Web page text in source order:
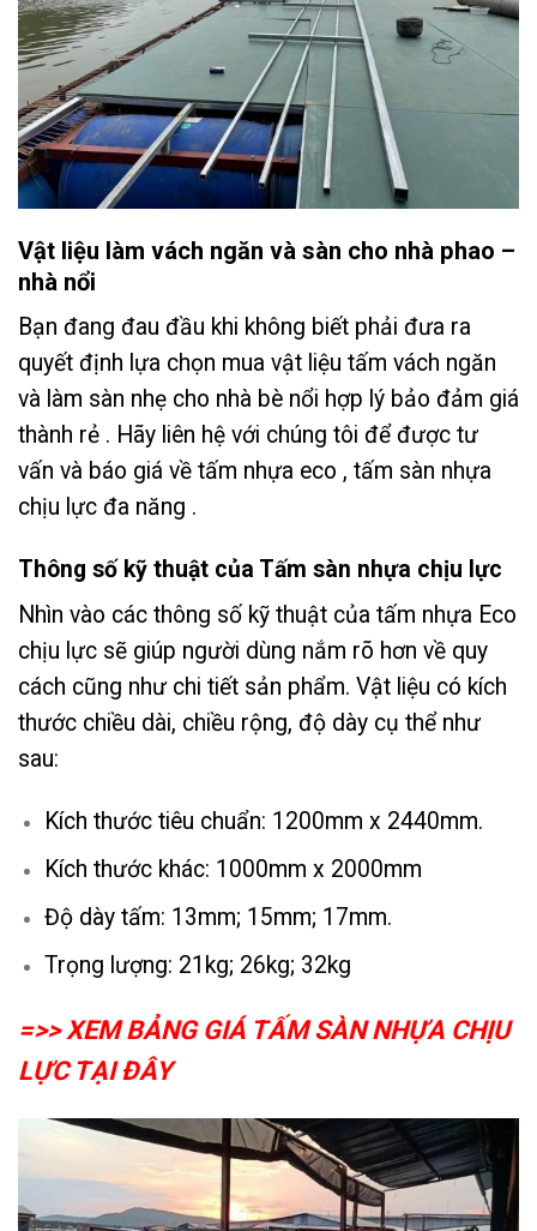
Vật liệu làm vách ngăn và sàn cho nhà phao –
nhà nổi
Bạn đang đau đầu khi không biết phải đưa ra
quyết định lựa chọn mua vật liệu tấm vách ngăn
và làm sàn nhẹ cho nhà bè nổi hợp lý bảo đảm giá
thành rẻ . Hãy liên hệ với chúng tôi để được tư
vấn và báo giá về tấm nhựa eco , tấm sàn nhựa
chịu lực đa năng .
Thông số kỹ thuật của Tấm sàn nhựa chịu lực
Nhìn vào các thông số kỹ thuật của tấm nhựa Eco
chịu lực sẽ giúp người dùng nắm rõ hơn về quy
cách cũng như chi tiết sản phẩm. Vật liệu có kích
thước chiều dài, chiều rộng, độ dày cụ thể như
sau:
Kích thước tiêu chuẩn: 1200mm x 2440mm.
Kích thước khác: 1000mm x 2000mm
Độ dày tấm: 13mm; 15mm; 17mm.
Trọng lượng: 21kg; 26kg; 32kg
=>> XEM BẢNG GIÁ TẤM SÀN NHỰA CHỊU
LỰC TẠI ĐÂY